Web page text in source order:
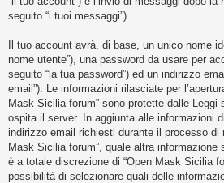
s
t
a
A
r
g
o
seguito “i tuoi messaggi”).
Il tuo account avrà, di base, un unico nome
nome utente”), una password da usare per
seguito “la tua password”) ed un indirizzo
email”). Le informazioni rilasciate per
Mask Sicilia forum” sono protette dalle
ospita il server. In aggiunta alle informazioni
indirizzo email richiesti durante il processo di
Mask Sicilia forum”, quale altra informazione
è a totale discrezione di “Open Mask Sicilia
possibilità di selezionare quali delle